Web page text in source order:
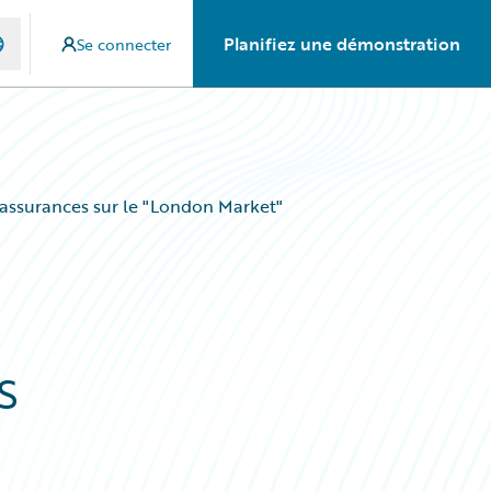
Se connecter Planifiez une démonstration
sur le "London Market"